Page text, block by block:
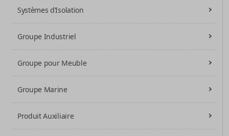
Systèmes d’Isolation
Groupe Industriel
Groupe pour Meuble
Groupe Marine
Produit Auxiliaire